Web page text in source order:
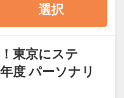
え、予約にお進
～2026年9月
選択
東京にステ
度 パーソナリ